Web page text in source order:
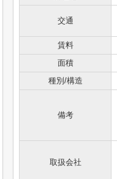
交通
賃料
面積
種別/構造
備考
取扱会社